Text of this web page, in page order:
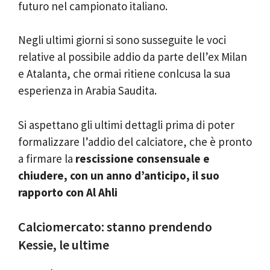
futuro nel campionato italiano.
Negli ultimi giorni si sono susseguite le voci
relative al possibile addio da parte dell’ex Milan
e Atalanta, che ormai ritiene conlcusa la sua
esperienza in Arabia Saudita.
Si aspettano gli ultimi dettagli prima di poter
formalizzare l’addio del calciatore, che è pronto
a firmare la rescissione consensuale e
chiudere, con un anno d’anticipo, il suo
rapporto con Al Ahli
Calciomercato: stanno prendendo
Kessie, le ultime